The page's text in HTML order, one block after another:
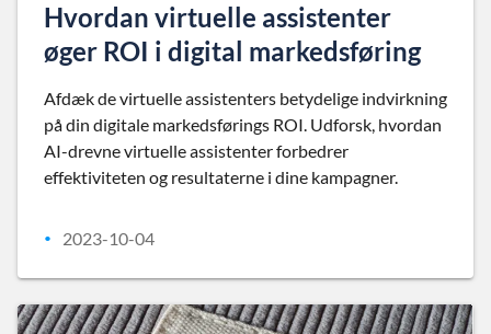
Hvordan virtuelle assistenter
øger ROI i digital markedsføring
Afdæk de virtuelle assistenters betydelige indvirkning
på din digitale markedsførings ROI. Udforsk, hvordan
AI-drevne virtuelle assistenter forbedrer
effektiviteten og resultaterne i dine kampagner.
• 2023-10-04